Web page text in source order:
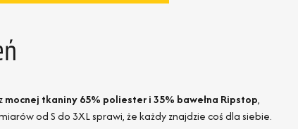
mocnej tkaniny 65% poliester i 35% bawełna Ripstop,
od S do 3XL sprawi, że każdy znajdzie coś dla siebie.